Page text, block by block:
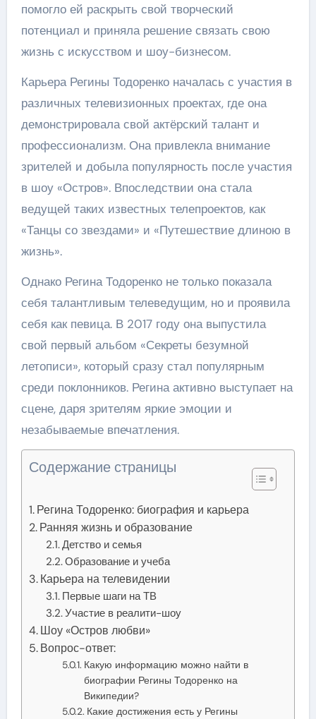
помогло ей раскрыть свой творческий
потенциал и приняла решение связать свою
жизнь с искусством и шоу-бизнесом.
Карьера Регины Тодоренко началась с участия в
различных телевизионных проектах, где она
демонстрировала свой актёрский талант и
профессионализм. Она привлекла внимание
зрителей и добыла популярность после участия
в шоу «Остров». Впоследствии она стала
ведущей таких известных телепроектов, как
«Танцы со звездами» и «Путешествие длиною в
жизнь».
Однако Регина Тодоренко не только показала
себя талантливым телеведущим, но и проявила
себя как певица. В 2017 году она выпустила
свой первый альбом «Секреты безумной
летописи», который сразу стал популярным
среди поклонников. Регина активно выступает на
сцене, даря зрителям яркие эмоции и
незабываемые впечатления.
Содержание страницы
Регина Тодоренко: биография и карьера
Ранняя жизнь и образование
Детство и семья
Образование и учеба
Карьера на телевидении
Первые шаги на ТВ
Участие в реалити-шоу
Шоу «Остров любви»
Вопрос-ответ:
Какую информацию можно найти в
биографии Регины Тодоренко на
Википедии?
Какие достижения есть у Регины